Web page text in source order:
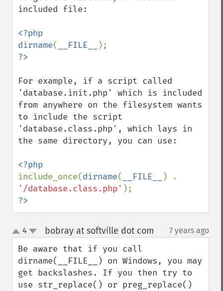
included file:
<?php
dirname( __FILE__
For example, if a script called
'database.init.php' which is included
from anywhere on the filesystem wants
to include the script
'database.class.php', which lays in
the same directory, you can use:
include_once(dirname( __FILE__
'/database.class.php'
?>
up
down
4 bobray at softville dot com 7 years ago
Be aware that if you call
dirname(__FILE__) on Windows, you may
get backslashes. If you then try to
use str_replace() or preg_replace()